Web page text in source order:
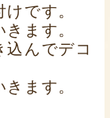
です。
ます。
んでデコ
ます。